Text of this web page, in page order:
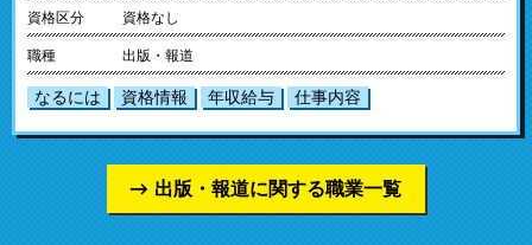
資格区分 資格なし
職種 出版・報道
なるには 資格情報 年収給与 仕事内容
出版・報道に関する職業一覧